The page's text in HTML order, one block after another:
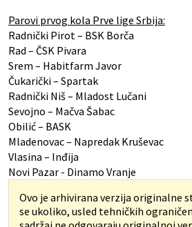
Parovi prvog kola Prve lige Srbija:
Radnički Pirot – BSK Borča
Rad – ČSK Pivara
Srem – Habitfarm Javor
Čukarički – Spartak
Radnički Niš – Mladost Lučani
Sevojno – Mačva Šabac
Obilić – BASK
Mladenovac – Napredak Kruševac
Vlasina – Inđija
Novi Pazar - Dinamo Vranje
Ovo je arhivirana verzija originalne
se ukoliko, usled tehničkih